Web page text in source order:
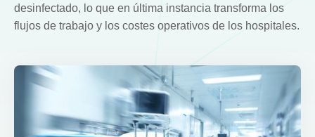
desinfectado, lo que en última instancia transforma los
flujos de trabajo y los costes operativos de los hospitales.